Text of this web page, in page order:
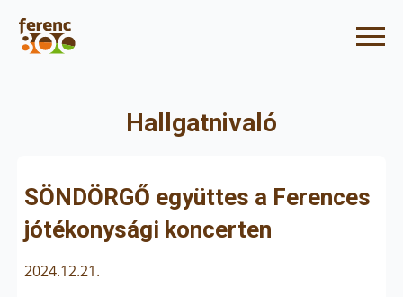
Hallgatnivaló
SÖNDÖRGŐ együttes a Ferences
jótékonysági koncerten
2024.12.21.